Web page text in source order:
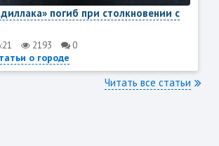
погиб при столкновении с
2193 0
о городе
Читать все статьи